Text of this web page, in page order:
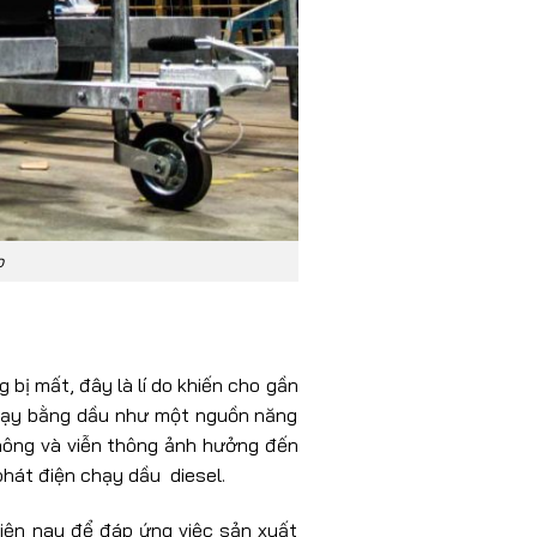
bị mất, đây là lí do khiến cho gần
bằng dầu như một nguồn năng
và viễn thông ảnh hưởng đến
điện chạy dầu diesel.
nay để đáp ứng việc sản xuất